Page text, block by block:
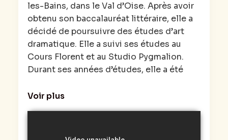
les-Bains, dans le Val d’Oise. Après avoir
obtenu son baccalauréat littéraire, elle a
décidé de poursuivre des études d’art
dramatique. Elle a suivi ses études au
Cours Florent et au Studio Pygmalion.
Durant ses années d’études, elle a été
Louise Bourgoin.
Voir plus